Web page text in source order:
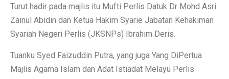
Turut hadir pada majlis itu Mufti Perlis Datuk Dr Mohd Asri
Zainul Abidin dan Ketua Hakim Syarie Jabatan Kehakiman
Syariah Negeri Perlis (JKSNPs) Ibrahim Deris.
Tuanku Syed Faizuddin Putra, yang juga Yang DiPertua
Majlis Agama Islam dan Adat Istiadat Melayu Perlis